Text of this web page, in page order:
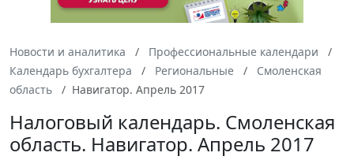
Новости и аналитика
Профессиональные календари
Календарь бухгалтера
Региональные
Смоленская
область
Навигатор. Апрель 2017
Налоговый календарь. Смоленская
область. Навигатор. Апрель 2017